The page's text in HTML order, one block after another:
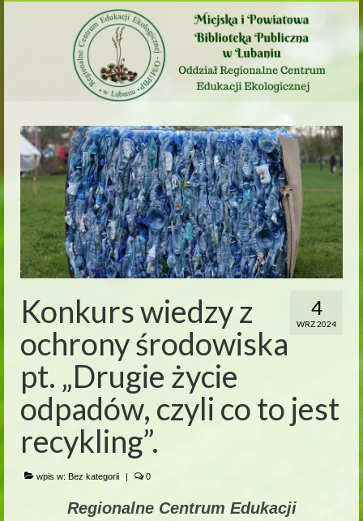
4
WRZ 2024
Konkurs wiedzy z
ochrony środowiska
pt. „Drugie życie
odpadów, czyli co to jest
recykling”.
wpis w: Bez kategorii | 0
Regionalne Centrum Edukacji